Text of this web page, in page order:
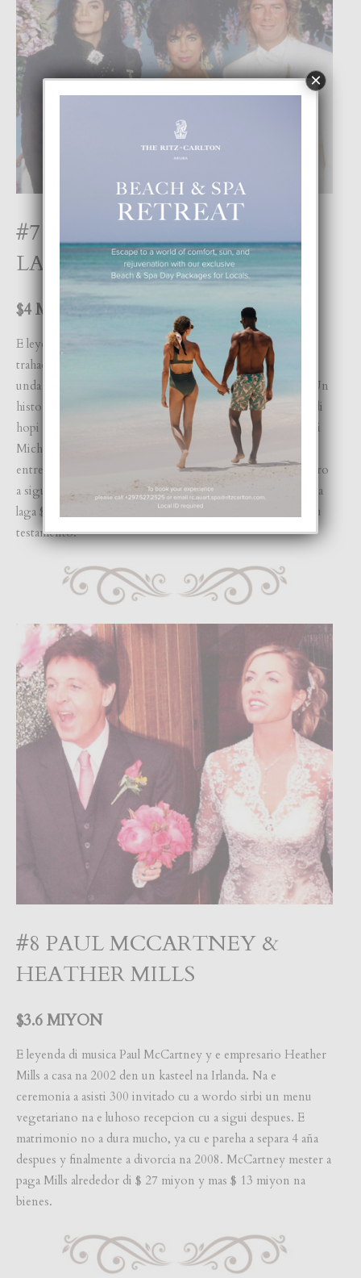
#7 ELIZABETH TAYLOR &
LARRY FORTENSKY
$4 MIYON
E leyenda di Hollywood Elizabeth Taylor a conoce e
trahador den construccion, Larry Fortensky den un rehab
unda ambos tabata interna pa nan problemanan di droga. Un
historia di amor interesante y unico cu a capta e atencion di
hopi hende. E pareha a casa na 1991 na Neverland Ranch di
Michael Jackson. E ceremonia tabata repleto di celebridad
entre e invitadonan. Despues di cinco aña, nan a separa pero
a sigui bon amigo te na morto di Taylor na 2011. E actriz a
laga $ 800,000 pa Fortensky manera cu tabata indica den su
testamento.
#8 PAUL MCCARTNEY &
HEATHER MILLS
$3.6 MIYON
E leyenda di musica Paul McCartney y e empresario Heather
Mills a casa na 2002 den un kasteel na Irlanda. Na e
ceremonia a asisti 300 invitado cu a wordo sirbi un menu
vegetariano na e luhoso recepcion cu a sigui despues. E
matrimonio no a dura mucho, ya cu e pareha a separa 4 aña
despues y finalmente a divorcia na 2008. McCartney mester a
paga Mills alrededor di $ 27 miyon y mas $ 13 miyon na
bienes.
×